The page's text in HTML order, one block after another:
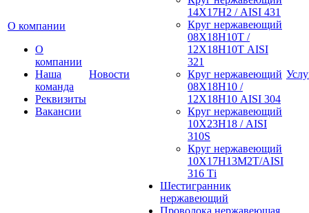
О компании
О
компании
Наша
команда
Реквизиты
Вакансии
Новости
14Х17Н2 / AISI 431
Круг нержавеющий
08Х18Н10Т /
12Х18Н10Т AISI
321
Круг нержавеющий
08Х18Н10 /
12Х18Н10 AISI 304
Круг нержавеющий
10Х23Н18 / AISI
310S
Круг нержавеющий
10Х17Н13М2Т/AISI
316 Тi
Шестигранник
нержавеющий
Проволока нержавеющая